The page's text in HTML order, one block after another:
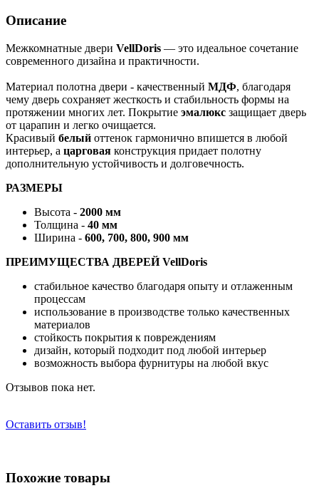
Описание
Межкомнатные двери VellDoris — это идеальное сочетание
современного дизайна и практичности.
Материал полотна двери - качественный МДФ, благодаря
чему дверь сохраняет жесткость и стабильность формы на
протяжении многих лет. Покрытие эмалюкс защищает дверь
от царапин и легко очищается.
Красивый белый оттенок гармонично впишется в любой
интерьер, а царговая конструкция придает полотну
дополнительную устойчивость и долговечность.
РАЗМЕРЫ
Высота - 2000 мм
Толщина - 40 мм
Ширина - 600, 700, 800, 900 мм
ПРЕИМУЩЕСТВА ДВЕРЕЙ VellDoris
стабильное качество благодаря опыту и отлаженным
процессам
использование в производстве только качественных
материалов
стойкость покрытия к повреждениям
дизайн, который подходит под любой интерьер
возможность выбора фурнитуры на любой вкус
Отзывов пока нет.
Оставить отзыв!
Похожие товары